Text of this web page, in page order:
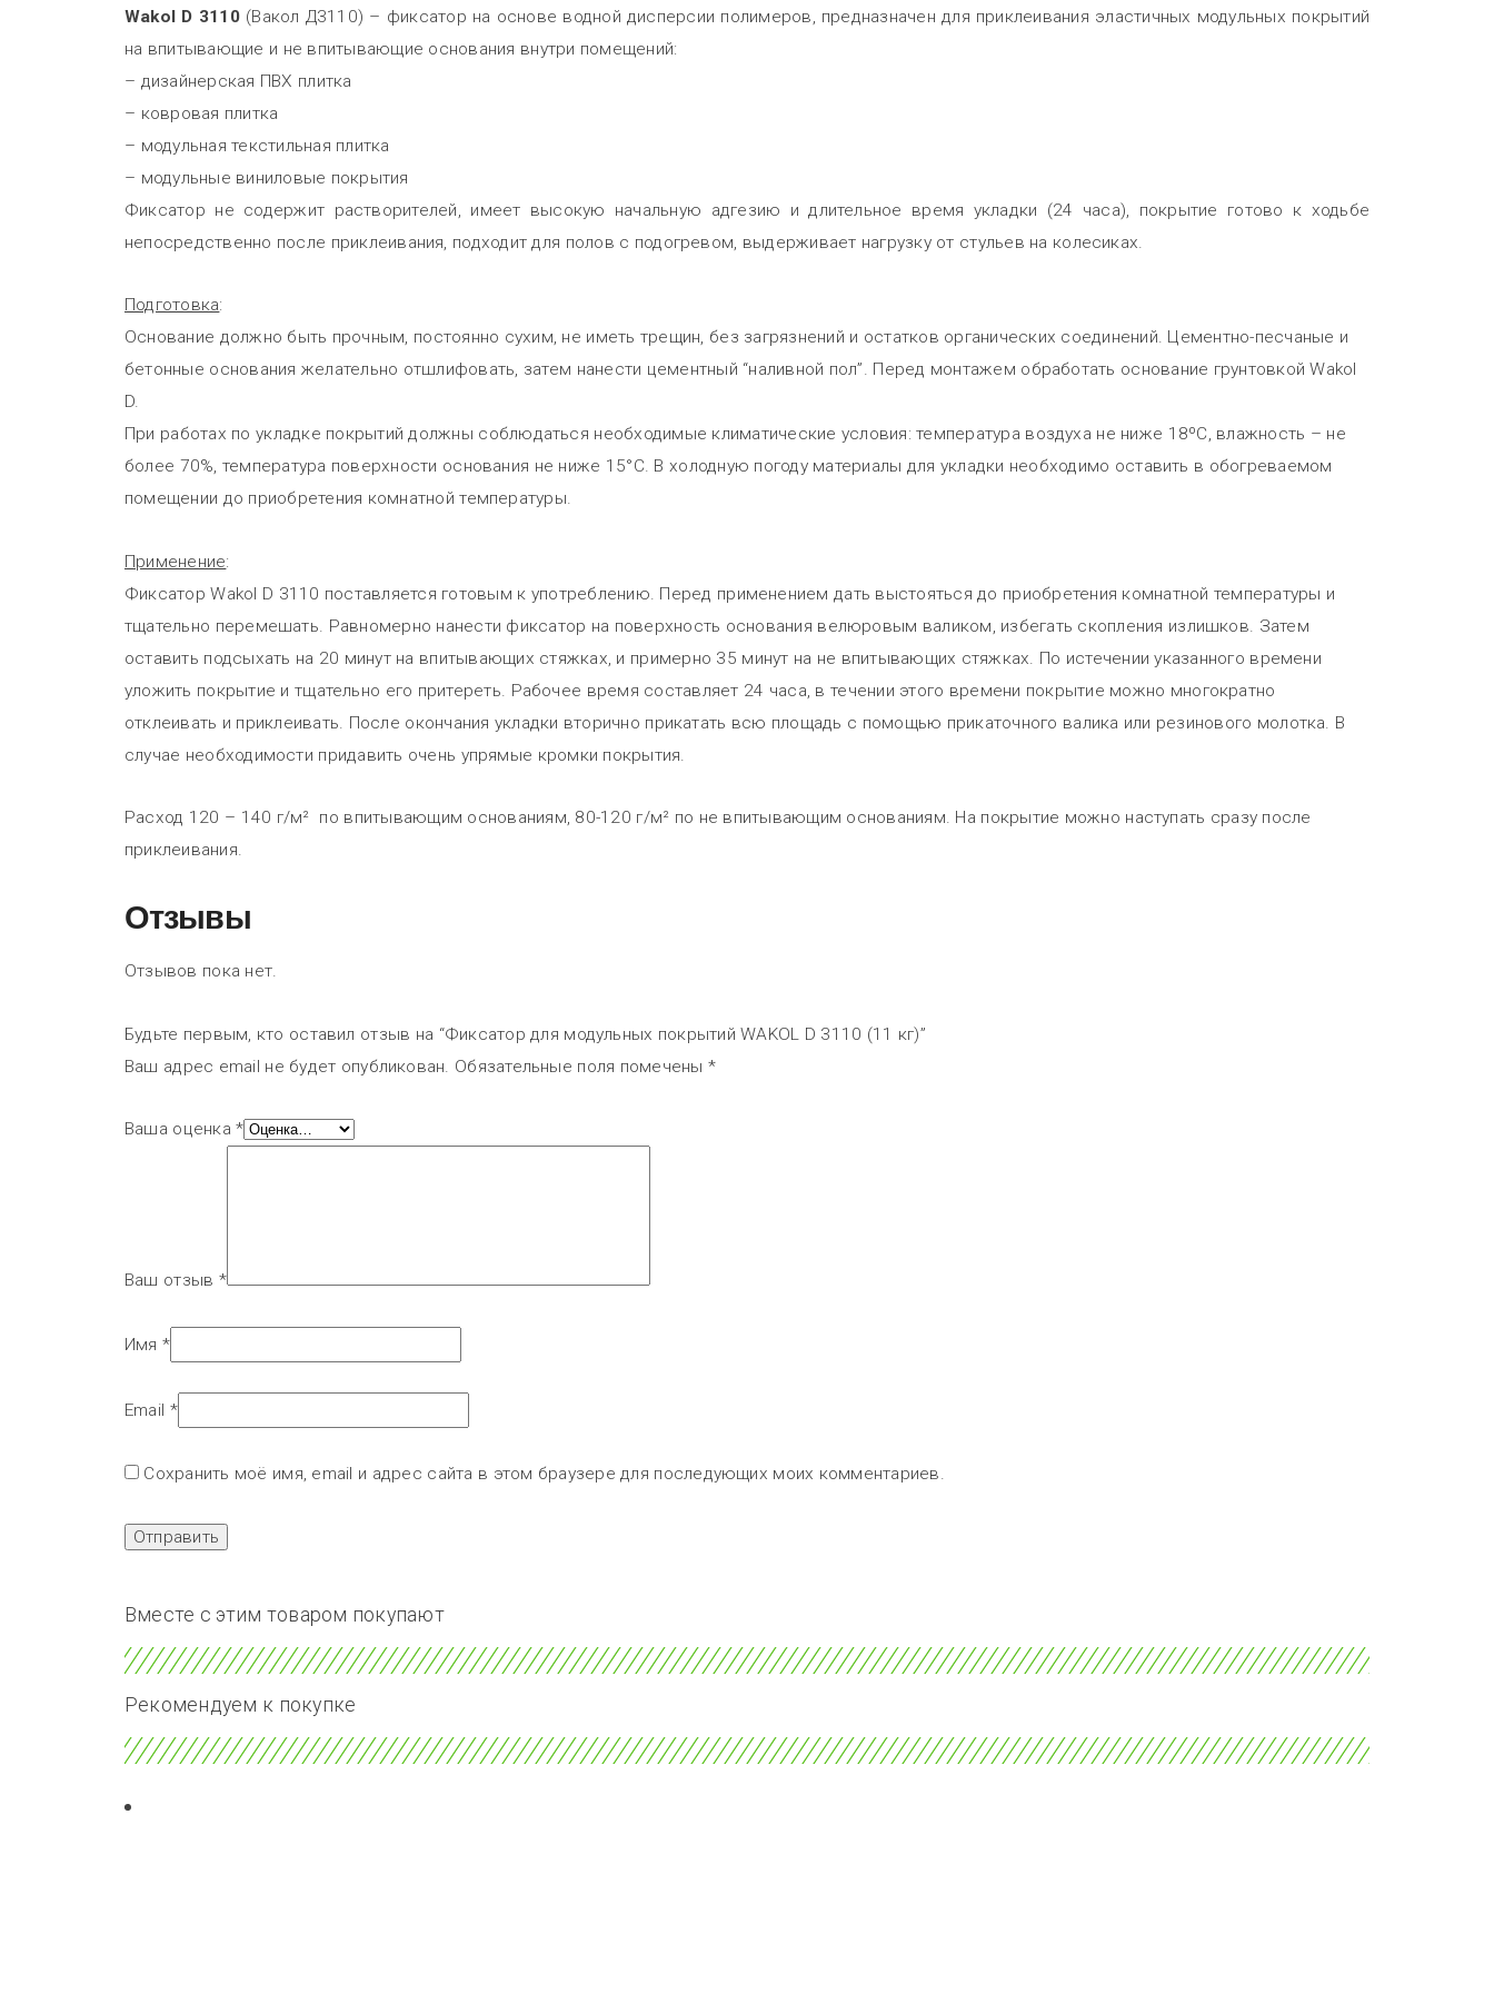
Wakol D 3110(Вакол Д3110) – фиксатор на основе водной дисперсии полимеров, предназначен для приклеивания эластичных модульных покрытий
на впитывающие и не впитывающие основания внутри помещений:
– дизайнерская ПВХ плитка
– ковровая плитка
– модульная текстильная плитка
– модульные виниловые покрытия
Фиксатор не содержит растворителей, имеет высокую начальную адгезию и длительное время укладки (24 часа), покрытие готово к ходьбе
непосредственно после приклеивания, подходит для полов с подогревом, выдерживает нагрузку от стульев на колесиках.
Подготовка:
Основание должно быть прочным, постоянно сухим, не иметь трещин, без загрязнений и остатков органических соединений. Цементно-песчаные и
бетонные основания желательно отшлифовать, затем нанести цементный “наливной пол”. Перед монтажем обработать основание грунтовкой Wakol
D.
При работах по укладке покрытий должны соблюдаться необходимые климатические условия: температура воздуха не ниже 18ºС, влажность – не
более 70%, температура поверхности основания не ниже 15°C. В холодную погоду материалы для укладки необходимо оставить в обогреваемом
помещении до приобретения комнатной температуры.
Применение:
Фиксатор Wakol D 3110 поставляется готовым к употреблению. Перед применением дать выстояться до приобретения комнатной температуры и
тщательно перемешать. Равномерно нанести фиксатор на поверхность основания велюровым валиком, избегать скопления излишков. Затем
оставить подсыхать на 20 минут на впитывающих стяжках, и примерно 35 минут на не впитывающих стяжках. По истечении указанного времени
уложить покрытие и тщательно его притереть. Рабочее время составляет 24 часа, в течении этого времени покрытие можно многократно
отклеивать и приклеивать. После окончания укладки вторично прикатать всю площадь с помощью прикаточного валика или резинового молотка. В
случае необходимости придавить очень упрямые кромки покрытия.
Расход 120 – 140 г/м² по впитывающим основаниям, 80-120 г/м² по не впитывающим основаниям. На покрытие можно наступать сразу после
приклеивания.
Отзывы
Отзывов пока нет.
Будьте первым, кто оставил отзыв на “Фиксатор для модульных покрытий WAKOL D 3110 (11 кг)”
Ваш адрес email не будет опубликован.
Обязательные поля помечены*
Ваша оценка*
Ваш отзыв *
Имя*
Email *
Сохранить моё имя, email и адрес сайта в этом браузере для последующих моих комментариев.
Вместе с этим товаром покупают
Рекомендуем к покупке